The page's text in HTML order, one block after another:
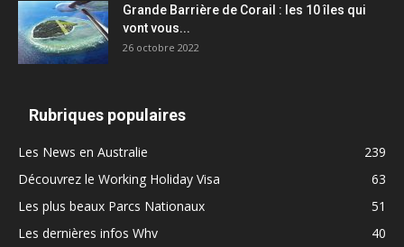
Grande Barrière de Corail : les 10 îles qui
vont vous...
26 octobre 2022
Rubriques populaires
Les News en Australie
239
Découvrez le Working Holiday Visa
63
Les plus beaux Parcs Nationaux
51
Les dernières infos Whv
40